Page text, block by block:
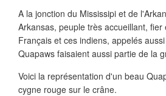
A la jonction du Mississipi et de
Arkansas, peuple très accueillant,
Français et ces indiens, appelés
Quapaws faisaient aussi partie de la
Voici la représentation d'un beau
cygne rouge sur le crâne.